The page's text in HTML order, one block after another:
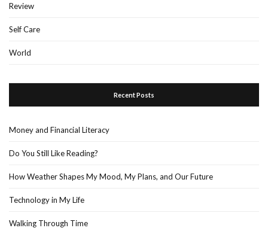
Review
Self Care
World
Recent Posts
Money and Financial Literacy
Do You Still Like Reading?
How Weather Shapes My Mood, My Plans, and Our Future
Technology in My Life
Walking Through Time